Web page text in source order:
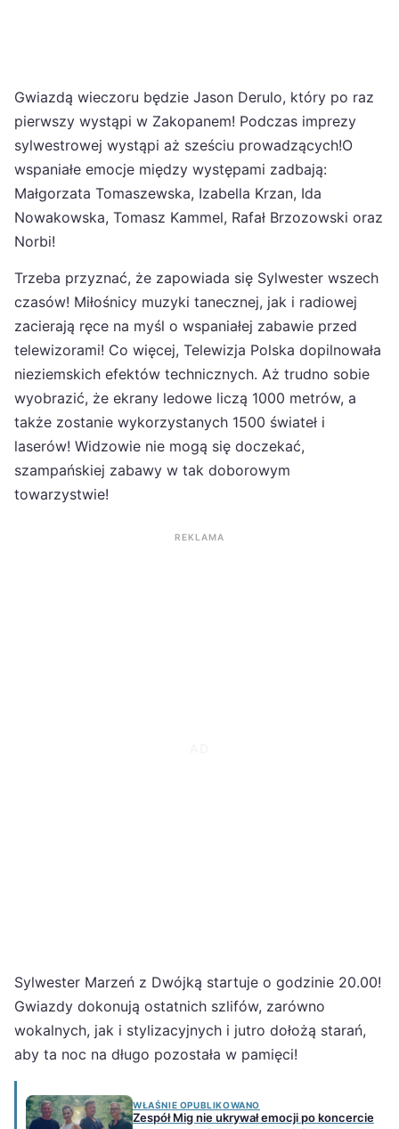
Gwiazdą wieczoru będzie Jason Derulo, który po raz
pierwszy wystąpi w Zakopanem! Podczas imprezy
sylwestrowej wystąpi aż sześciu prowadzących!O
wspaniałe emocje między występami zadbają:
Małgorzata Tomaszewska, Izabella Krzan, Ida
Nowakowska, Tomasz Kammel, Rafał Brzozowski oraz
Norbi!
Trzeba przyznać, że zapowiada się Sylwester wszech
czasów! Miłośnicy muzyki tanecznej, jak i radiowej
zacierają ręce na myśl o wspaniałej zabawie przed
telewizorami! Co więcej, Telewizja Polska dopilnowała
nieziemskich efektów technicznych. Aż trudno sobie
wyobrazić, że ekrany ledowe liczą 1000 metrów, a
także zostanie wykorzystanych 1500 świateł i
laserów! Widzowie nie mogą się doczekać,
szampańskiej zabawy w tak doborowym
towarzystwie!
REKLAMA
Sylwester Marzeń z Dwójką startuje o godzinie 20.00!
Gwiazdy dokonują ostatnich szlifów, zarówno
wokalnych, jak i stylizacyjnych i jutro dołożą starań,
aby ta noc na długo pozostała w pamięci!
WŁAŚNIE OPUBLIKOWANO
Zespół Mig nie ukrywał emocji po koncercie